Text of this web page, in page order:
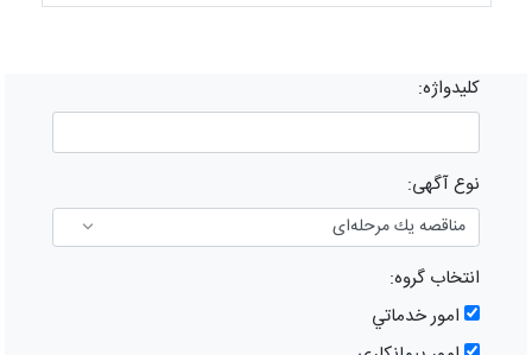
کلیدواژه:
نوع آگهی:
انتخاب گروه:
امور خدماتي